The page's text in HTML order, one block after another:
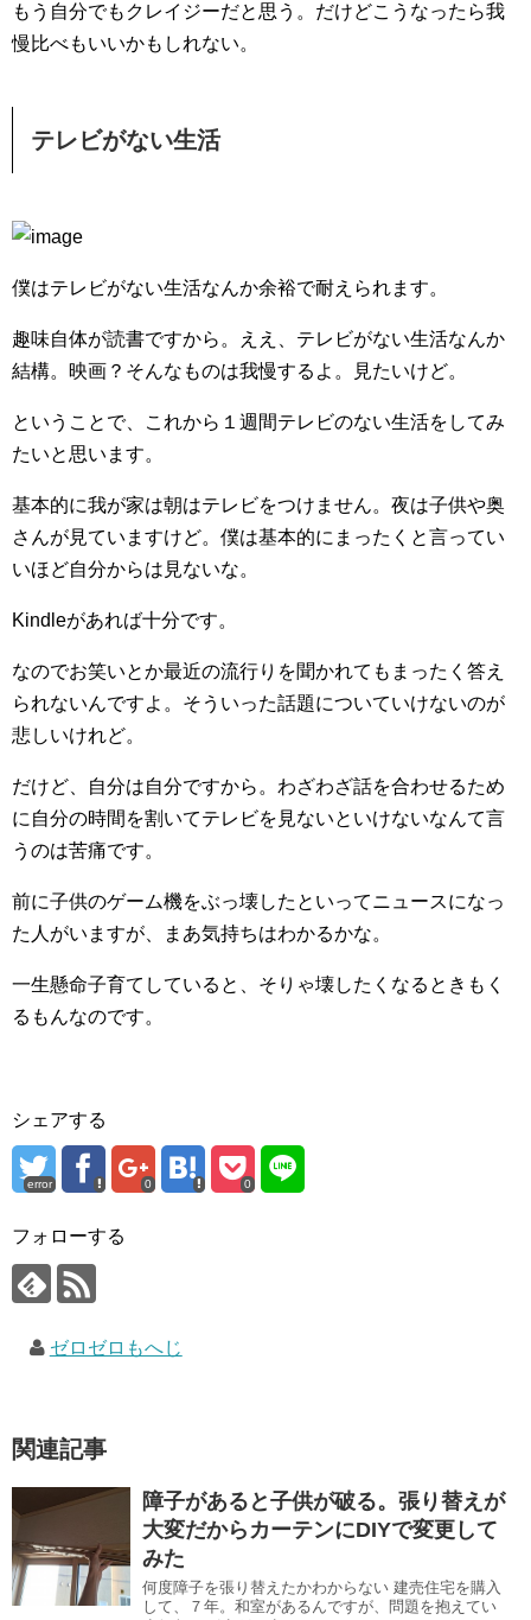
もう自分でもクレイジーだと思う。だけどこうなったら我
慢比べもいいかもしれない。
テレビがない生活
僕はテレビがない生活なんか余裕で耐えられます。
趣味自体が読書ですから。ええ、テレビがない生活なんか
結構。映画？そんなものは我慢するよ。見たいけど。
ということで、これから１週間テレビのない生活をしてみ
たいと思います。
基本的に我が家は朝はテレビをつけません。夜は子供や奥
さんが見ていますけど。僕は基本的にまったくと言ってい
いほど自分からは見ないな。
Kindleがあれば十分です。
なのでお笑いとか最近の流行りを聞かれてもまったく答え
られないんですよ。そういった話題についていけないのが
悲しいけれど。
だけど、自分は自分ですから。わざわざ話を合わせるため
に自分の時間を割いてテレビを見ないといけないなんて言
うのは苦痛です。
前に子供のゲーム機をぶっ壊したといってニュースになっ
た人がいますが、まあ気持ちはわかるかな。
一生懸命子育てしていると、そりゃ壊したくなるときもく
るもんなのです。
シェアする
error 0 0
フォローする
ゼロゼロもへじ
関連記事
障子があると子供が破る。張り替えが
大変だからカーテンにDIYで変更して
みた
何度障子を張り替えたかわからない 建売住宅を購入
して、７年。和室があるんですが、問題を抱えてい